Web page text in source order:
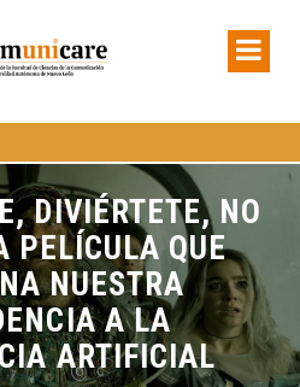
DIVIÉRTETE, NO
PELÍCULA QUE
NUESTRA
A LA
ARTIFICIAL